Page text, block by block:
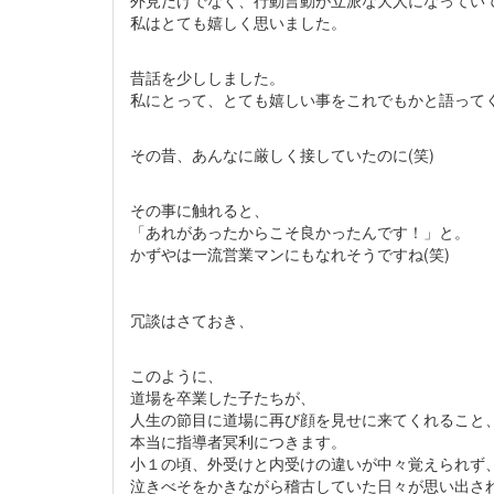
私はとても嬉しく思いました。
昔話を少ししました。
私にとって、とても嬉しい事をこれでもかと語っ
その昔、あんなに厳しく接していたのに(笑)
その事に触れると、
「あれがあったからこそ良かったんです！」と。
かずやは一流営業マンにもなれそうですね(笑)
冗談はさておき、
このように、
道場を卒業した子たちが、
人生の節目に道場に再び顔を見せに来てくれること、
本当に指導者冥利につきます。
小１の頃、外受けと内受けの違いが中々覚えられず、
泣きべそをかきながら稽古していた日々が思い出さ